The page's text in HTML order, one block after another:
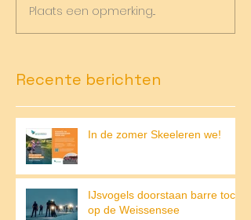
Plaats een opmerking...
Recente berichten
In de zomer Skeeleren we!
IJsvogels doorstaan barre tocht
op de Weissensee